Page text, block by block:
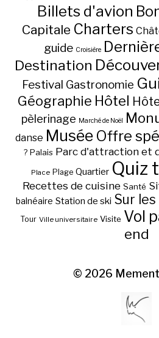
Billets d'avion
Capitale Charters
guide Croisière
Destination
Festival Gastronomie
Géographie Hôtel
pèlerinage Marché de Noël
danse Musée Offre
? Palais Parc d'attraction et
Place Plage Quartier Quiz
Recettes de cuisine Santé
balnéaire Station de ski Sur les
Tour Ville universitaire Visite Vol
end
© 2026